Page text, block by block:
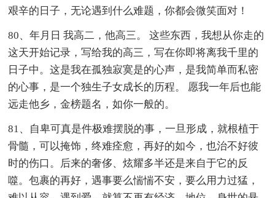
艰辛的日子，无论遇到什么难题，你都会微笑面对！
80、年月日 我高二，他高三。 这些东西，我想从你走的
这天开始记录，写给我的高三，写在你即将离我千里的
日子中。这是我在孤独寂寞是的心声，是我简单而私密
的心事，是一个独生子女成长的历程。 愿我一年后也能
远走他乡，金榜题名，如你一般的。
81、自卑可真是件极难摆脱的事，一旦形成，就根植于
骨髓，可以掩饰，终难痊愈，再好的如今，也治不好彼
时的伤口。后来的奢侈、炫耀多半还是来自于它的反
噬。包裹的再好，遇事要么惴惴不安，要么用力过猛，